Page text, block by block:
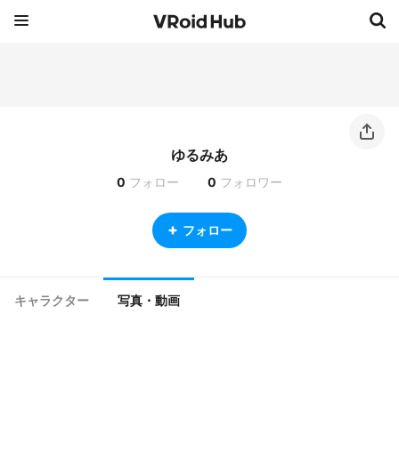
ゆるみあ
0 フォロー 0 フォロワー
フォロー
キャラクター 写真・動画